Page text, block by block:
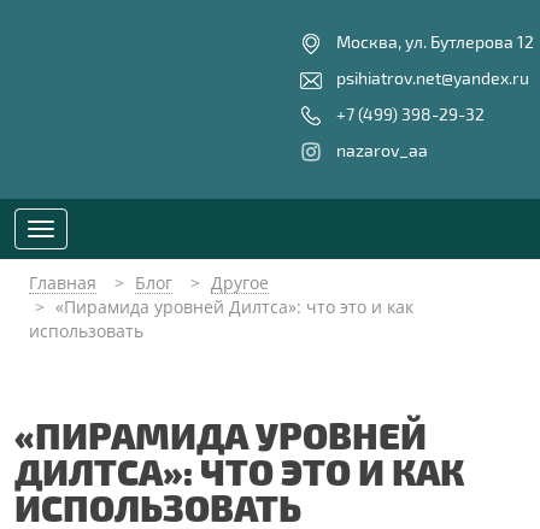
Москва, ул. Бутлерова 12
psihiatrov.net@yandex.ru
+7 (499) 398-29-32
nazarov_aa
Toggle
navigation
Главная
Блог
Другое
«Пирамида уровней Дилтса»: что это и как
использовать
«ПИРАМИДА УРОВНЕЙ
ДИЛТСА»: ЧТО ЭТО И КАК
ИСПОЛЬЗОВАТЬ